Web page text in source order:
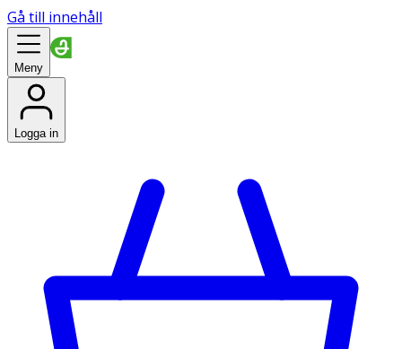
Gå till innehåll
Meny
Logga in